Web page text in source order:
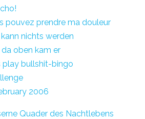
pouvez prendre ma douleur
nichts werden
oben kam er
play bullshit-bingo
2006
Quader des Nachtlebens